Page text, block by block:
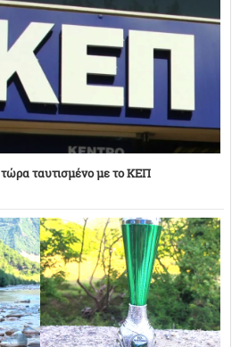
τώρα ταυτισμένο με το ΚΕΠ